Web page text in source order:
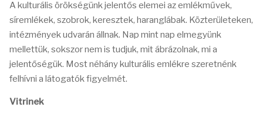
A kulturális örökségünk jelentős elemei az emlékművek,
síremlékek, szobrok, keresztek, haranglábak. Közterületeken,
intézmények udvarán állnak. Nap mint nap elmegyünk
mellettük, sokszor nem is tudjuk, mit ábrázolnak, mi a
jelentőségük. Most néhány kulturális emlékre szeretnénk
felhívni a látogatók figyelmét.
Vitrinek